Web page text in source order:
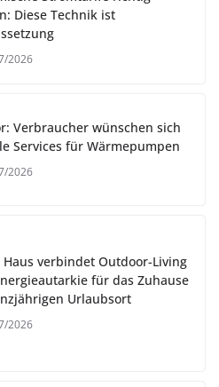
Diese Technik ist
2026
Verbraucher wünschen sich
Services für Wärmepumpen
2026
Haus verbindet Outdoor-Living
für das Zuhause
Urlaubsort
2026